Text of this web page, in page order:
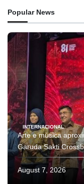
Popular News
INTERNACIONAL
Arte e música
Garuda Sakti
August 7, 2026